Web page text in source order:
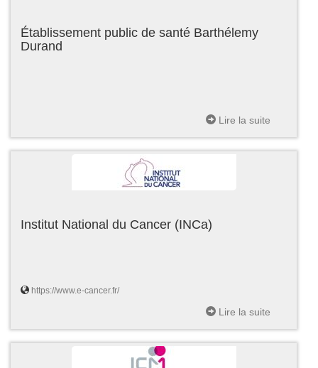
Établissement public de santé Barthélemy
Durand
Lire la suite
Institut National du Cancer (INCa)
https://www.e-cancer.fr/
Lire la suite